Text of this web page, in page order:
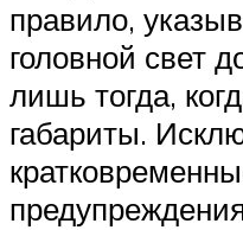
правило,
головной свет
лишь тогда,
габариты.